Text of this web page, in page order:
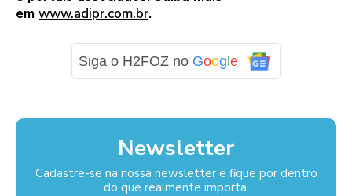
em www.adipr.com.br.
Siga o H2FOZ no Google
Newsletter
Cadastre-se na nossa newsletter e fique por dentro
do que realmente importa.